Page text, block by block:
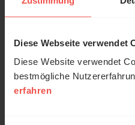
Diese Webseite verwendet
Diese Website verwendet
bestmögliche
erfahren
Ihr guter
Mit viel Musik und
31.07.2026/ Der Feierabend
© Ruth Schneider / ERF